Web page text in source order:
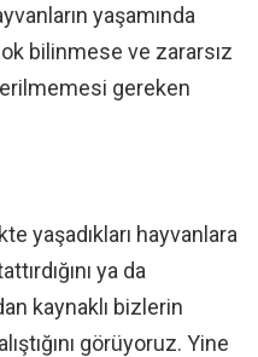
yaşamında
bilinmese ve zararsız
gereken
yaşadıkları hayvanlara
ya da
kaynaklı bizlerin
görüyoruz. Yine